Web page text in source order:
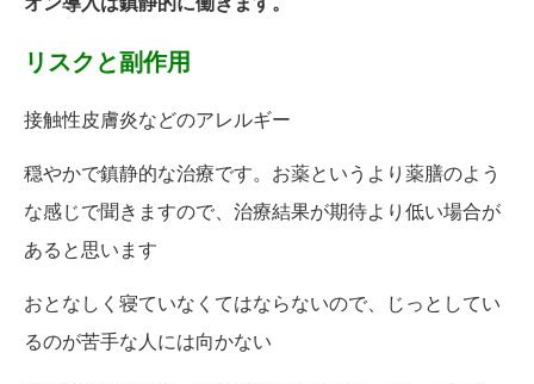
リスクと副作用
接触性皮膚炎などのアレルギー
穏やかで鎮静的な治療です。お薬というより薬膳のよう
な感じで聞きますので、治療結果が期待より低い場合が
あると思います
おとなしく寝ていなくてはならないので、じっとしてい
るのが苦手な人には向かない